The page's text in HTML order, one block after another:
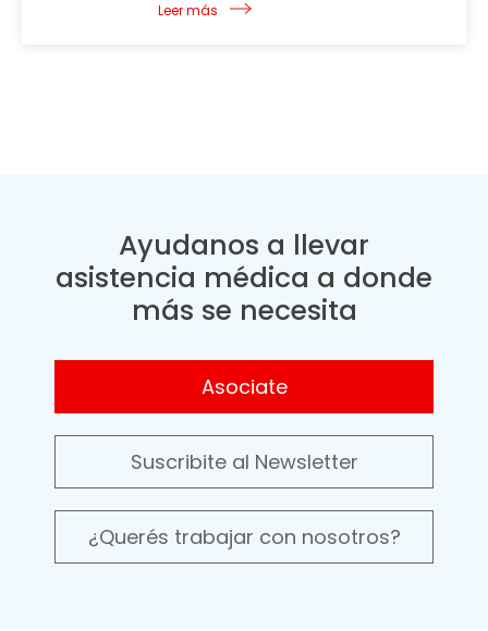
Leer más
Ayudanos a llevar
asistencia médica a donde
más se necesita
Asociate
Suscribite al Newsletter
¿Querés trabajar con nosotros?